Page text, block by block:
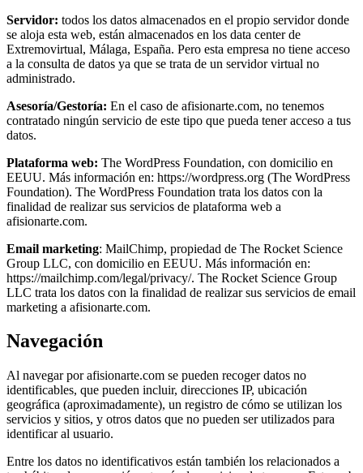
Servidor: todos los datos almacenados en el propio servidor donde
se aloja esta web, están almacenados en los data center de
Extremovirtual, Málaga, España. Pero esta empresa no tiene acceso
a la consulta de datos ya que se trata de un servidor virtual no
administrado.
Asesoría/Gestoría: En el caso de afisionarte.com, no tenemos
contratado ningún servicio de este tipo que pueda tener acceso a tus
datos.
Plataforma web: The WordPress Foundation, con domicilio en
EEUU. Más información en: https://wordpress.org (The WordPress
Foundation). The WordPress Foundation trata los datos con la
finalidad de realizar sus servicios de plataforma web a
afisionarte.com.
Email marketing: MailChimp, propiedad de The Rocket Science
Group LLC, con domicilio en EEUU. Más información en:
https://mailchimp.com/legal/privacy/. The Rocket Science Group
LLC trata los datos con la finalidad de realizar sus servicios de email
marketing a afisionarte.com.
Navegación
Al navegar por afisionarte.com se pueden recoger datos no
identificables, que pueden incluir, direcciones IP, ubicación
geográfica (aproximadamente), un registro de cómo se utilizan los
servicios y sitios, y otros datos que no pueden ser utilizados para
identificar al usuario.
Entre los datos no identificativos están también los relacionados a